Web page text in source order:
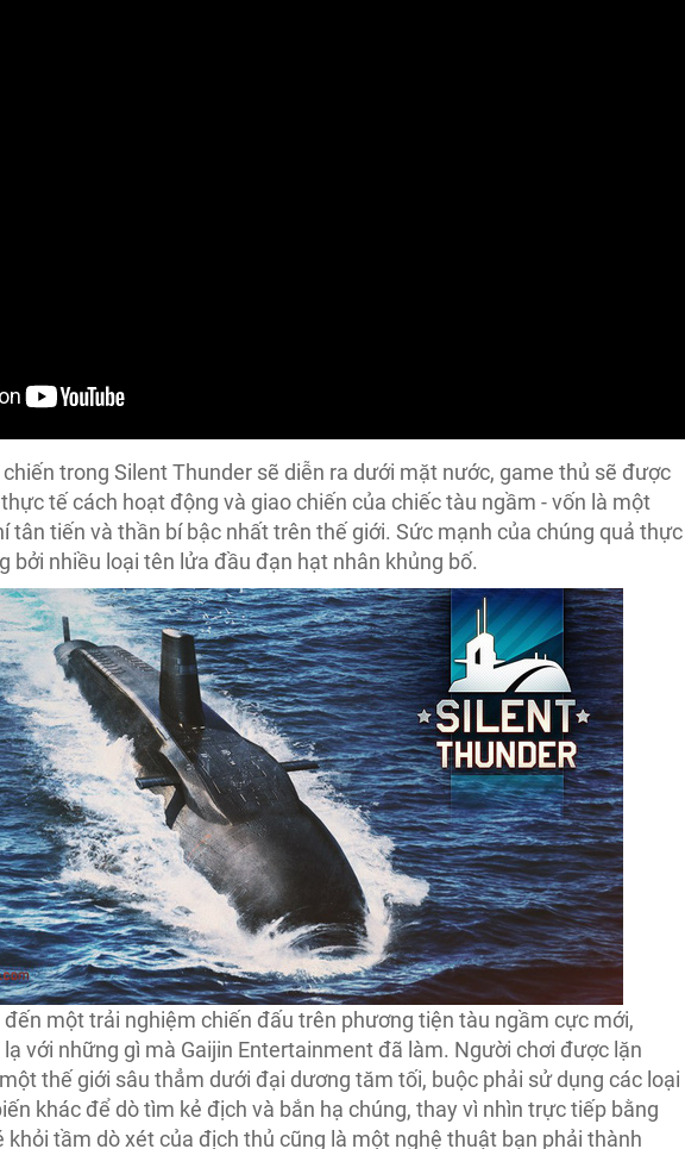
trong Silent Thunder sẽ diễn ra dưới mặt nước, game thủ sẽ được
tế cách hoạt động và giao chiến của chiếc tàu ngầm - vốn là một
tân tiến và thần bí bậc nhất trên thế giới. Sức mạnh của chúng quả thực
bởi nhiều loại tên lửa đầu đạn hạt nhân khủng bố.
một trải nghiệm chiến đấu trên phương tiện tàu ngầm cực mới,
với những gì mà Gaijin Entertainment đã làm. Người chơi được lặn
thế giới sâu thẳm dưới đại dương tăm tối, buộc phải sử dụng các loại
khác để dò tìm kẻ địch và bắn hạ chúng, thay vì nhìn trực tiếp bằng
khỏi tầm dò xét của địch thủ cũng là một nghệ thuật bạn phải thành